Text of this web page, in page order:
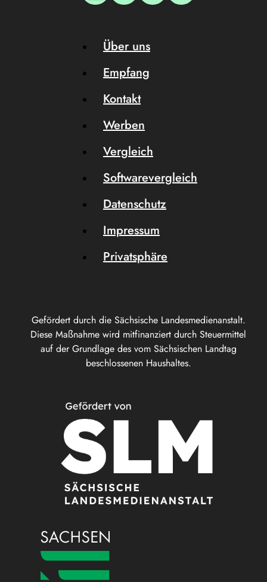
Gefördert durch die Sächsische Landesmedienanstalt.
Diese Maßnahme wird mitfinanziert durch Steuermittel
auf der Grundlage des vom Sächsischen Landtag
beschlossenen Haushaltes.
Über uns
Empfang
Kontakt
Werben
Vergleich
Softwarevergleich
Datenschutz
Impressum
Privatsphäre